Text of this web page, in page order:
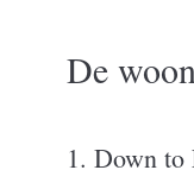
De
1. Down to